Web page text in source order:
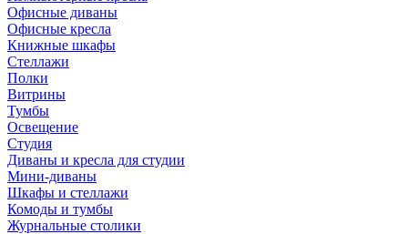
Офисные диваны
Офисные кресла
Книжные шкафы
Стеллажи
Полки
Витрины
Тумбы
Освещение
Студия
Диваны и кресла для студии
Мини-диваны
Шкафы и стеллажи
Комоды и тумбы
Журнальные столики